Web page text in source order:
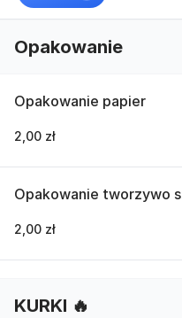
Opakowanie
Opakowanie papier
2,00 zł
Opakowanie tworzywo
2,00 zł
KURKI 🔥